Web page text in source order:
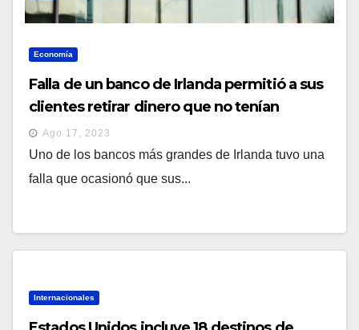
Economía
Falla de un banco de Irlanda permitió a sus
clientes retirar dinero que no tenían
Ago 17, 2023
Uno de los bancos más grandes de Irlanda tuvo una
falla que ocasionó que sus...
Internacionales